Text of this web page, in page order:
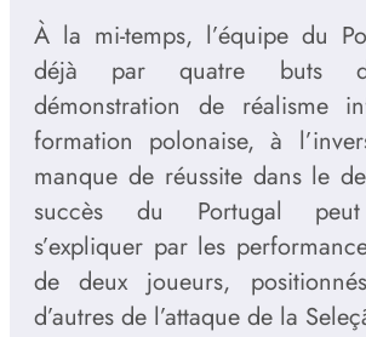
À la mi-temps, l’équipe du
déjà par quatre buts
démonstration de réalisme
formation polonaise, à
manque de réussite dans le
succès du Portugal peut
s’expliquer par les
de deux joueurs,
d’autres de l’attaque de la